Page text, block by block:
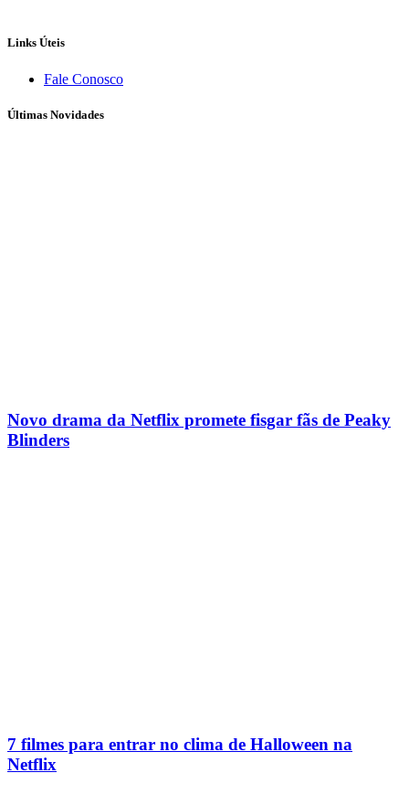
Links Úteis
Fale Conosco
Últimas Novidades
Novo drama da Netflix promete fisgar fãs de Peaky
Blinders
7 filmes para entrar no clima de Halloween na
Netflix